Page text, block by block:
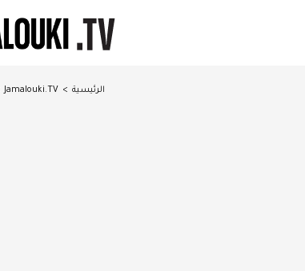
الرئيسية >
Jamalouki.TV